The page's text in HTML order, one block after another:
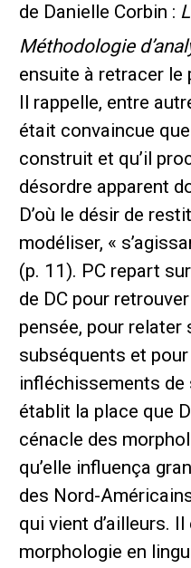
de Danielle Corbin :
Méthodologie
ensuite à retracer le
Il rappelle, entre
était convaincue
construit et qu’il
désordre apparent
D’où le désir de
modéliser, «
(p. 11). PC repart
de DC pour
pensée, pour relater
subséquents et
infléchissements
établit la place que
cénacle des
qu’elle influença
des Nord-
qui vient d’ailleurs. Il
morphologie en